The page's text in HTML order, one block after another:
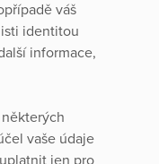
váš
identitou
informace,
vaše údaje
jen pro